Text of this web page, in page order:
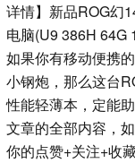
详情】新品ROG幻
电脑(U9 386H 64G
如果你有移动便携
小钢炮，那么这台
性能轻薄本，定能
文章的全部内容，
你的点赞+关注+收